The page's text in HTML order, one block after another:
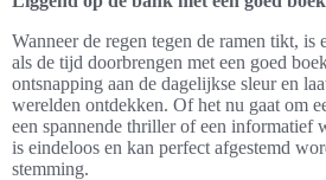
Wanneer de regen tegen de ramen tikt, is
als de tijd doorbrengen met een goed
ontsnapping aan de dagelijkse sleur en
werelden ontdekken. Of het nu gaat om
een spannende thriller of een informatief
is eindeloos en kan perfect afgestemd
stemming.